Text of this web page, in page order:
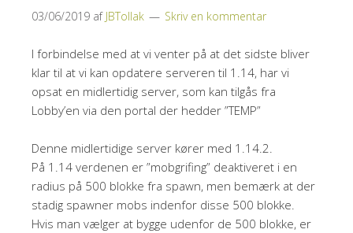
03/06/2019 af JBTollak Skriv en kommentar
I forbindelse med at vi venter på at det sidste bliver
klar til at vi kan opdatere serveren til 1.14, har vi
opsat en midlertidig server, som kan tilgås fra
Lobby’en via den portal der hedder ”TEMP”
Denne midlertidige server kører med 1.14.2.
På 1.14 verdenen er ”mobgrifing” deaktiveret i en
radius på 500 blokke fra spawn, men bemærk at der
stadig spawner mobs indenfor disse 500 blokke.
Hvis man vælger at bygge udenfor de 500 blokke, er